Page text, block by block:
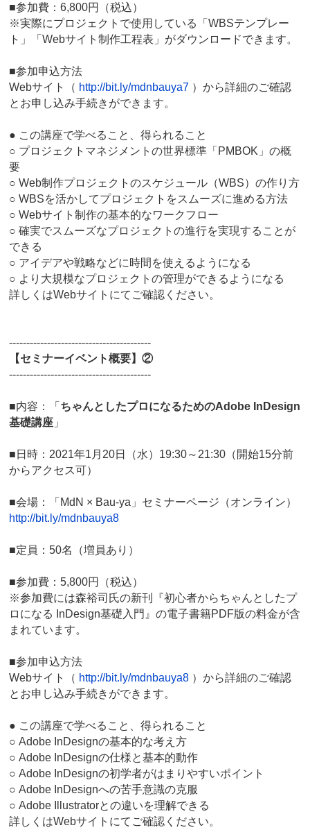
■参加費：6,800円（税込）
※実際にプロジェクトで使用している「WBSテンプレー
ト」「Webサイト制作工程表」がダウンロードできます。
■参加申込方法
Webサイト（ http://bit.ly/mdnbauya7）から詳細のご確認
とお申し込み手続きができます。
● この講座で学べること、得られること
○ プロジェクトマネジメントの世界標準「PMBOK」の概
要
○ Web制作プロジェクトのスケジュール（WBS）の作り方
○ WBSを活かしてプロジェクトをスムーズに進める方法
○ Webサイト制作の基本的なワークフロー
○ 確実でスムーズなプロジェクトの進行を実現することが
できる
○ アイデアや戦略などに時間を使えるようになる
○ より大規模なプロジェクトの管理ができるようになる
詳しくはWebサイトにてご確認ください。
-----------------------------------------
【セミナーイベント概要】②
-----------------------------------------
■内容：「 ちゃんとしたプロになるためのAdobe InDesign
基礎講座」
■日時：2021年1月20日（水）19:30～21:30（開始15分前
からアクセス可）
■会場：「MdN × Bau-ya」セミナーページ（オンライン）
http://bit.ly/mdnbauya8
■定員：50名（増員あり）
■参加費：5,800円（税込）
※参加費には森裕司氏の新刊『初心者からちゃんとしたプ
ロになる InDesign基礎入門』の電子書籍PDF版の料金が含
まれています。
■参加申込方法
Webサイト（ http://bit.ly/mdnbauya8）から詳細のご確認
とお申し込み手続きができます。
● この講座で学べること、得られること
○ Adobe InDesignの基本的な考え方
○ Adobe InDesignの仕様と基本的動作
○ Adobe InDesignの初学者がはまりやすいポイント
○ Adobe InDesignへの苦手意識の克服
○ Adobe Illustratorとの違いを理解できる
詳しくはWebサイトにてご確認ください。